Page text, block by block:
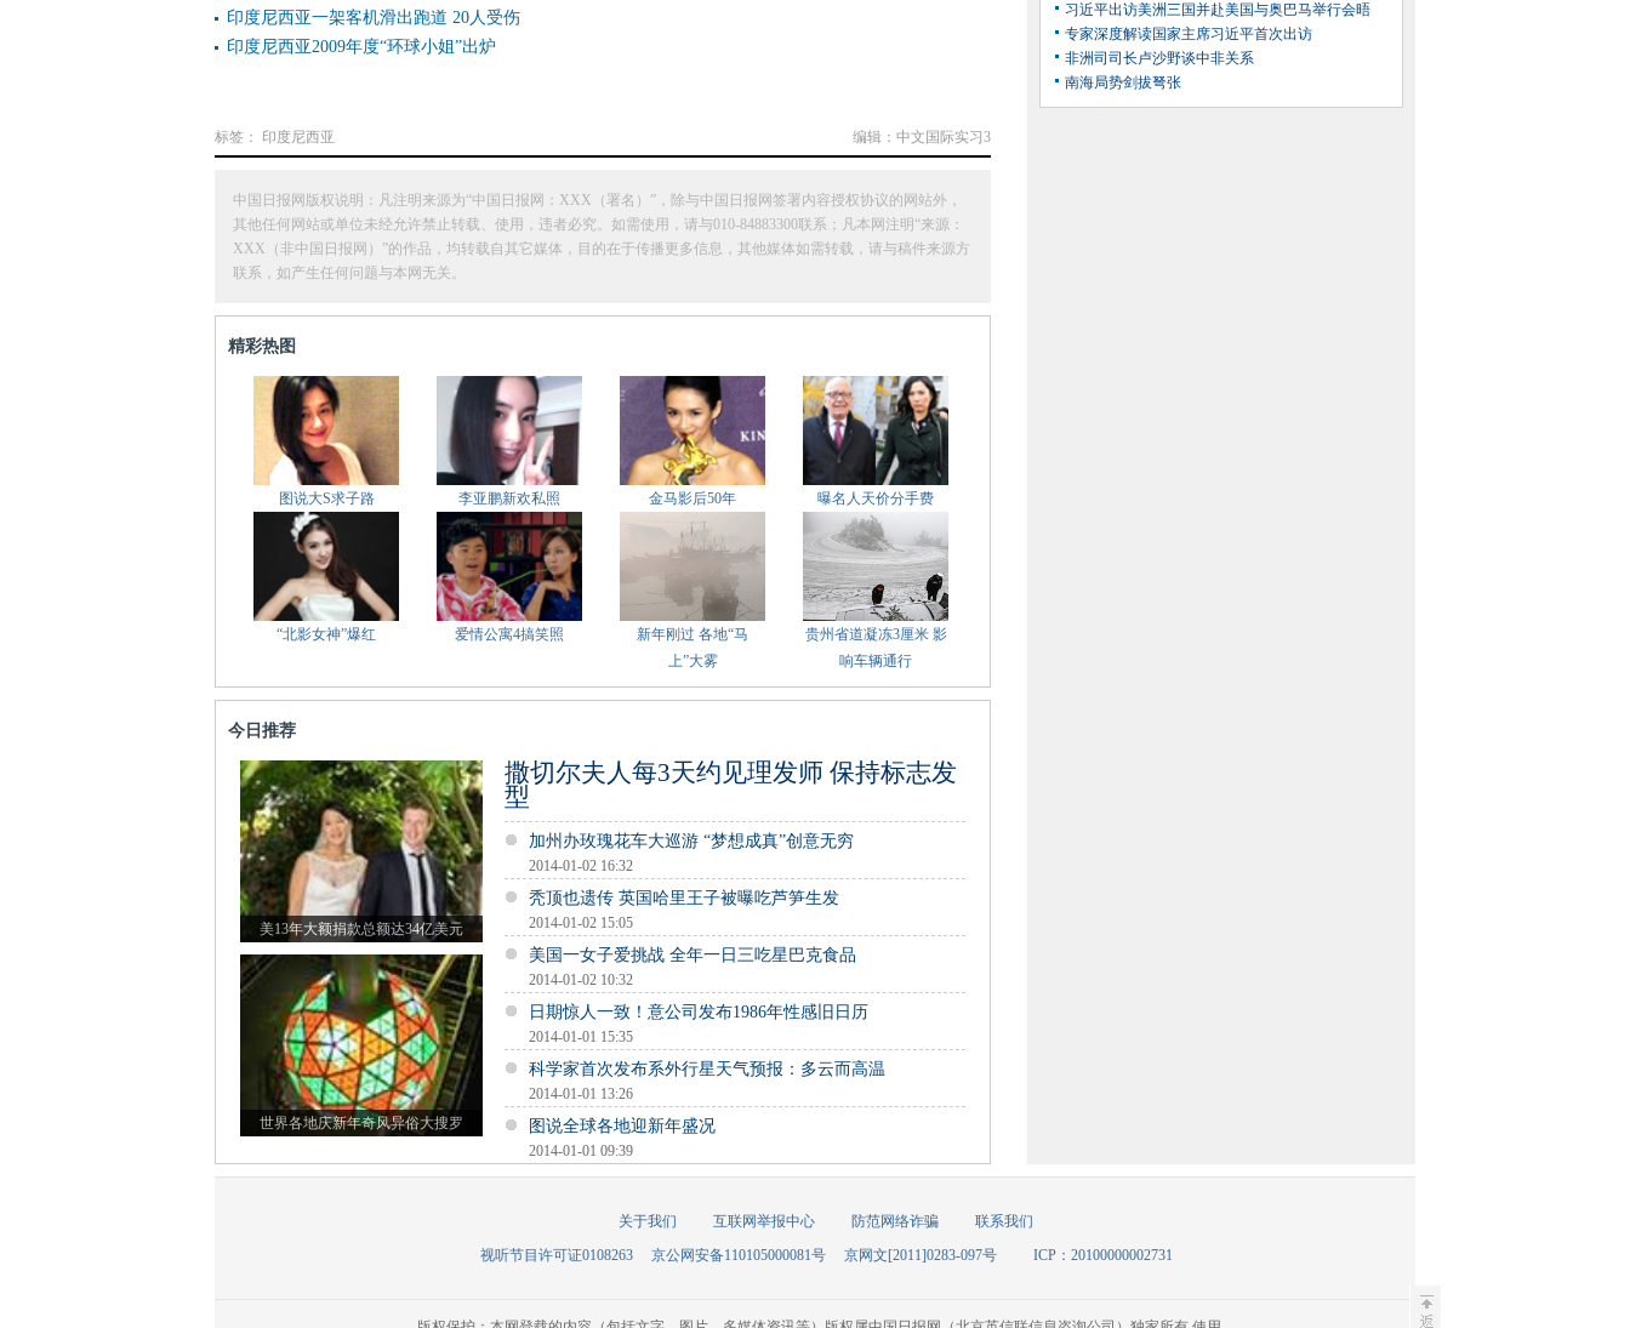
印度尼西亚一架客机滑出跑道 20人受伤
印度尼西亚2009年度“环球小姐”出炉
编辑：中文国际实习3
标签： 印度尼西亚
中国日报网版权说明：凡注明来源为“中国日报网：XXX（署名）”，除与中国日报网签署内容授权协议的网站外，
其他任何网站或单位未经允许禁止转载、使用，违者必究。如需使用，请与010-84883300联系；凡本网注明“来源：
XXX（非中国日报网）”的作品，均转载自其它媒体，目的在于传播更多信息，其他媒体如需转载，请与稿件来源方
联系，如产生任何问题与本网无关。
精彩热图
图说大S求子路 李亚鹏新欢私照 金马影后50年 曝名人天价分手费
“北影女神”爆红 爱情公寓4搞笑照
新年刚过 各地“马
上”大雾
贵州省道凝冻3厘米 影
响车辆通行
今日推荐
美13年大额捐款总额达34亿美元
世界各地庆新年奇风异俗大搜罗
撒切尔夫人每3天约见理发师 保持标志发
型
加州办玫瑰花车大巡游 “梦想成真”创意无穷
2014-01-02 16:32
秃顶也遗传 英国哈里王子被曝吃芦笋生发
2014-01-02 15:05
美国一女子爱挑战 全年一日三吃星巴克食品
2014-01-02 10:32
日期惊人一致！意公司发布1986年性感旧日历
2014-01-01 15:35
科学家首次发布系外行星天气预报：多云而高温
2014-01-01 13:26
图说全球各地迎新年盛况
2014-01-01 09:39
习近平出访美洲三国并赴美国与奥巴马举行会晤
专家深度解读国家主席习近平首次出访
非洲司司长卢沙野谈中非关系
南海局势剑拔弩张
关于我们 互联网举报中心 防范网络诈骗
联系我们
视听节目许可证0108263
京公网安备110105000081号 京网文[2011]0283-097号 ICP：20100000002731